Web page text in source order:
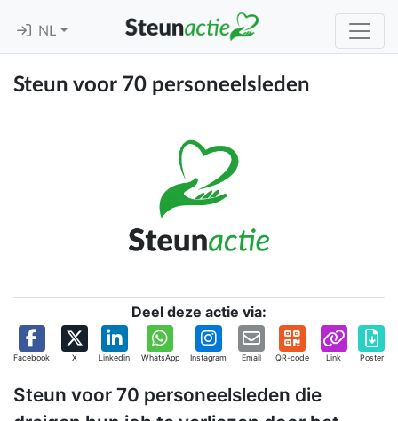
NL
Steun voor 70 personeelsleden
Deel deze actie via:
Facebook X Linkedin WhatsApp Instagram Email QR-code Link Poster
Steun voor 70 personeelsleden die